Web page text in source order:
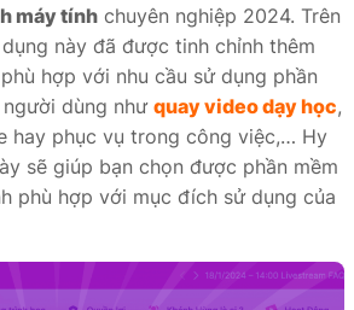
máy tính chuyên nghiệp 2024. Trên
này đã được tinh chỉnh thêm
hợp với nhu cầu sử dụng phần
dùng như quay video dạy học,
hay phục vụ trong công việc,… Hy
sẽ giúp bạn chọn được phần mềm
phù hợp với mục đích sử dụng của